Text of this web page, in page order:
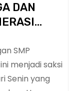
DAN
SMP
menjadi saksi
Senin yang